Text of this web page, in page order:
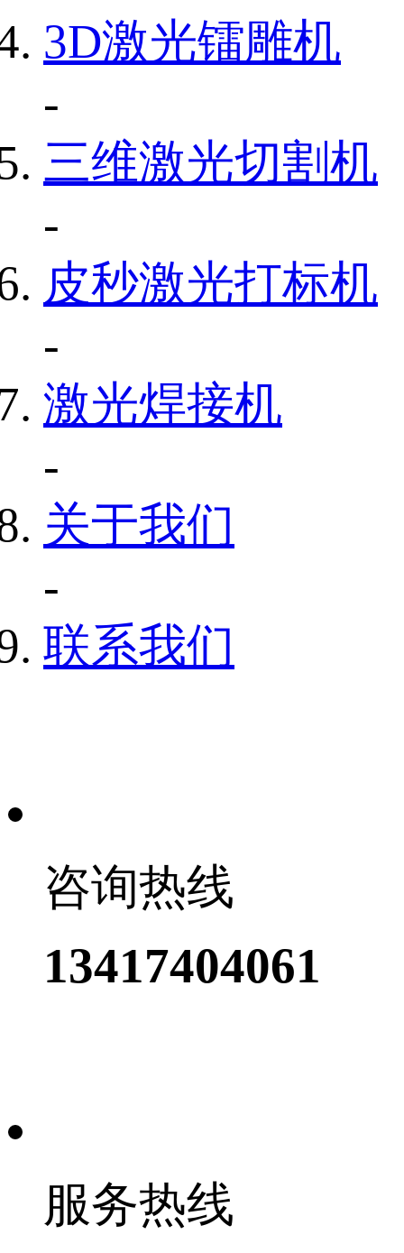
3D激光镭雕机
-
三维激光切割机
-
皮秒激光打标机
-
激光焊接机
-
关于我们
-
联系我们
咨询热线
13417404061
服务热线